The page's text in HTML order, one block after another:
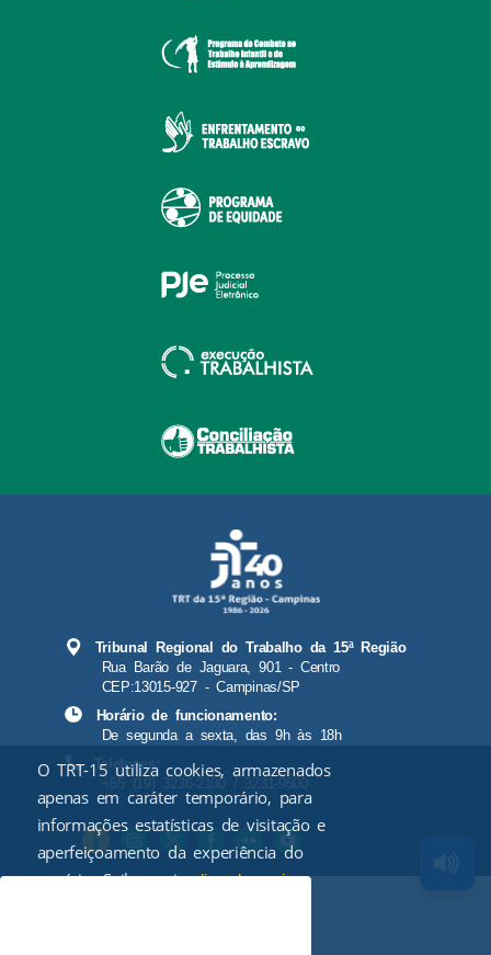
Tribunal Regional do Trabalho da 15ª Região
Rua Barão de Jaguara, 901 - Centro
CEP:13015-927 - Campinas/SP
Horário de funcionamento:
De segunda a sexta, das 9h às 18h
Telefones:
+55 (19) 3236-2100 / 3231-9500
O TRT-15 utiliza cookies, armazenados
apenas em caráter temporário, para
informações estatísticas de visitação e
aperfeiçoamento da experiência do
usuário. Saiba maisclicando aqui.